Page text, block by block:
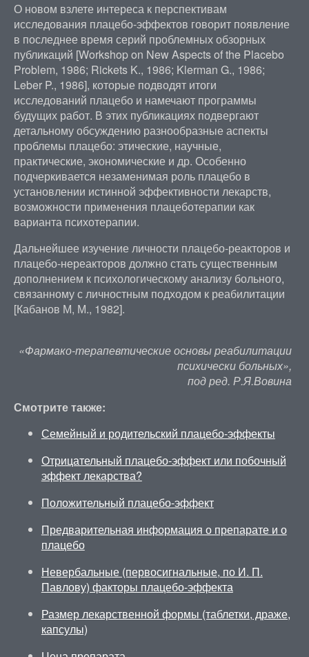
О новом взлете интереса к перспективам
исследования плацебо-эффектов говорит появление
в последнее время серий проблемных обзорных
публикаций [Workshop on New Aspects of the Placebo
Problem, 1986; Rickets K., 1986; Klerman G., 1986;
Leber P., 1986], которые подводят итоги
исследований плацебо и намечают программы
будущих работ. В этих публикациях подвергают
детальному обсуждению разнообразные аспекты
проблемы плацебо: этические, научные,
практические, экономические и др. Особенно
подчеркивается незаменимая роль плацебо в
установлении истинной эффективности лекарств,
возможности применения плацеботерапии как
варианта психотерапии.
Дальнейшее изучение личности плацебо-реакторов и
плацебо-нереакторов должно стать существенным
дополнением к психологическому анализу больного,
связанному с личностным подходом к реабилитации
[Кабанов М, М., 1982].
«Фармако-терапевтические основы реабилитации
психически больных»,
под ред. Р.Я.Вовина
Смотрите также:
Семейный и родительский плацебо-эффекты
Отрицательный плацебо-эффект или побочный
эффект лекарства?
Положительный плацебо-эффект
Предварительная информация о препарате и о
плацебо
Невербальные (первосигнальные, по И. П.
Павлову) факторы плацебо-эффекта
Размер лекарственной формы (таблетки, драже,
капсулы)